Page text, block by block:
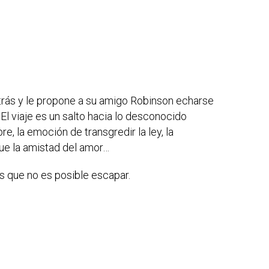
y le propone a su amigo Robinson echarse
viaje es un salto hacia lo desconocido
la emoción de transgredir la ley, la
la amistad del amor…
que no es posible escapar.